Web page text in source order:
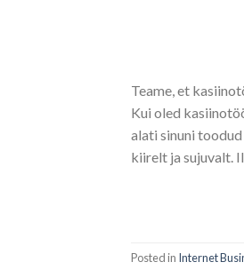
Teame, et
Kui oled
alati sinuni
kiirelt ja sujuvalt.
Posted in Internet